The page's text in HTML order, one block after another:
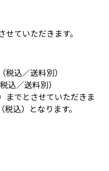
ていただきます。
込／送料別）
込／送料別）
までとさせていただきま
込）となります。